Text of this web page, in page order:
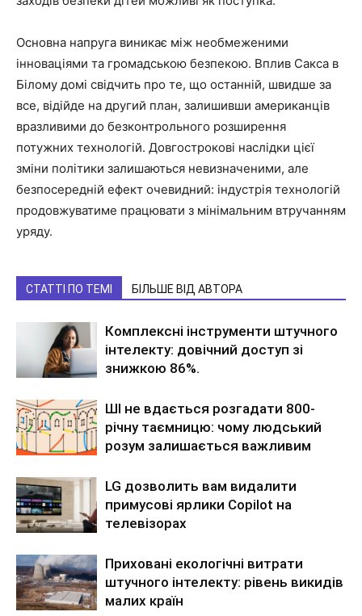
Основна напруга виникає між необмеженими
інноваціями та громадською безпекою. Вплив Сакса в
Білому домі свідчить про те, що останній, швидше за
все, відійде на другий план, залишивши американців
вразливими до безконтрольного розширення
потужних технологій. Довгострокові наслідки цієї
зміни політики залишаються невизначеними, але
безпосередній ефект очевидний: індустрія технологій
продовжуватиме працювати з мінімальним втручанням
уряду.
СТАТТІ ПО ТЕМІ БІЛЬШЕ ВІД АВТОРА
Комплексні інструменти штучного
інтелекту: довічний доступ зі
знижкою 86%.
ШІ не вдається розгадати 800-
річну таємницю: чому людський
розум залишається важливим
LG дозволить вам видалити
примусові ярлики Copilot на
телевізорах
Приховані екологічні витрати
штучного інтелекту: рівень викидів
малих країн